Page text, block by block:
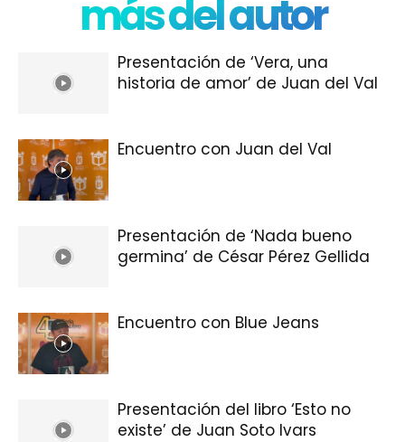
más del autor
Presentación de ‘Vera, una
historia de amor’ de Juan del Val
Encuentro con Juan del Val
Presentación de ‘Nada bueno
germina’ de César Pérez Gellida
Encuentro con Blue Jeans
Presentación del libro ‘Esto no
existe’ de Juan Soto Ivars